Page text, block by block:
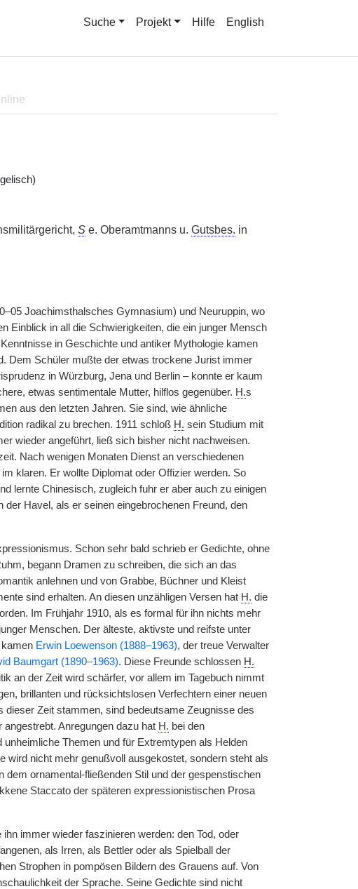
Suche Projekt Hilfe English
Se. Oberamtmanns u. Gutsbes. in
Joachimsthalsches Gymnasium) und Neuruppin, wo
Einblick in all die Schwierigkeiten, die ein junger Mensch
in Geschichte und antiker Mythologie kamen
Dem Schüler mußte der etwas trockene Jurist immer
in Würzburg, Jena und Berlin – konnte er kaum
etwas sentimentale Mutter, hilflos gegenüber. H.s
aus den letzten Jahren. Sie sind, wie ähnliche
radikal zu brechen. 1911 schloß H. sein Studium mit
| wieder angeführt, ließ sich bisher nicht nachweisen.
Nach wenigen Monaten Dienst an verschiedenen
klaren. Er wollte Diplomat oder Offizier werden. So
lernte Chinesisch, zugleich fuhr er aber auch zu einigen
Havel, als er seinen eingebrochenen Freund, den
Schon sehr bald schrieb er Gedichte, ohne
begann Dramen zu schreiben, die sich an das
anlehnen und von Grabbe, Büchner und Kleist
sind erhalten. An diesen unzähligen Versen hat H. die
Im Frühjahr 1910, als es formal für ihn nichts mehr
Menschen. Der älteste, aktivste und reifste unter
Erwin Loewenson (1888–1963), der treue Verwalter
Baumgart (1890–1963). Diese Freunde schlossen H.
an der Zeit wird schärfer, vor allem im Tagebuch nimmt
brillanten und rücksichtslosen Verfechtern einer neuen
dieser Zeit stammen, sind bedeutsame Zeugnisse des
Anregungen dazu hat H. bei den
Themen und für Extremtypen als Helden
wird nicht mehr genußvoll ausgekostet, sondern steht als
ornamental-fließenden Stil und der gespenstischen
Staccato der späteren expressionistischen Prosa
immer wieder faszinieren werden: den Tod, oder
als Irren, als Bettler oder als Spielball der
Strophen in pompösen Bildern des Grauens auf. Von
der Sprache. Seine Gedichte sind nicht